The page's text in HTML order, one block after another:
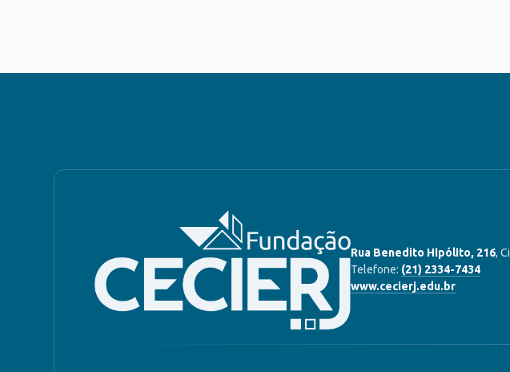
Rua Benedito Hipólito, 216,
Telefone: (21) 2334-7434
www.cecierj.edu.br